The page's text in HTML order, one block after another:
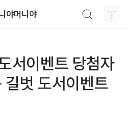
야머니야
서이벤트 당첨자
길벗 도서이벤트